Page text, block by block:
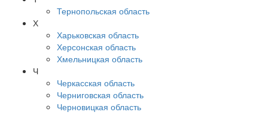
Тернопольская область
Х
Харьковская область
Херсонская область
Хмельницкая область
Ч
Черкасская область
Черниговская область
Черновицкая область